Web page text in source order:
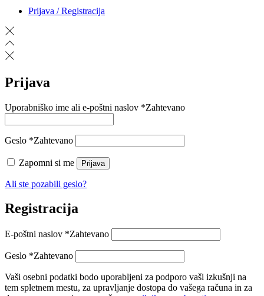
Prijava / Registracija
Prijava
Uporabniško ime ali e-poštni naslov *Zahtevano
Geslo *Zahtevano
Zapomni si me Prijava
Ali ste pozabili geslo?
Registracija
E-poštni naslov *Zahtevano
Geslo *Zahtevano
Vaši osebni podatki bodo uporabljeni za podporo vaši izkušnji na
tem spletnem mestu, za upravljanje dostopa do vašega računa in za